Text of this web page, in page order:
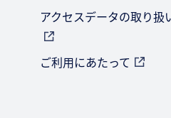
アクセスデータの取り扱
ご利用にあたって